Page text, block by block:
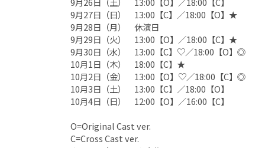
9月27日（日） 13:00【C】／18:00【O】★
9月28日（月） 休演日
9月29日（火） 13:00【O】／18:00【C】★
9月30日（水） 13:00【C】♡／18:00【O】◎
10月1日（木） 18:00【C】★
10月2日（金） 13:00【O】♡／18:00【C】◎
10月3日（土） 13:00【C】／18:00【O】
10月4日（日） 12:00【O】／16:00【C】
O=Original Cast ver.
C=Cross Cast ver.